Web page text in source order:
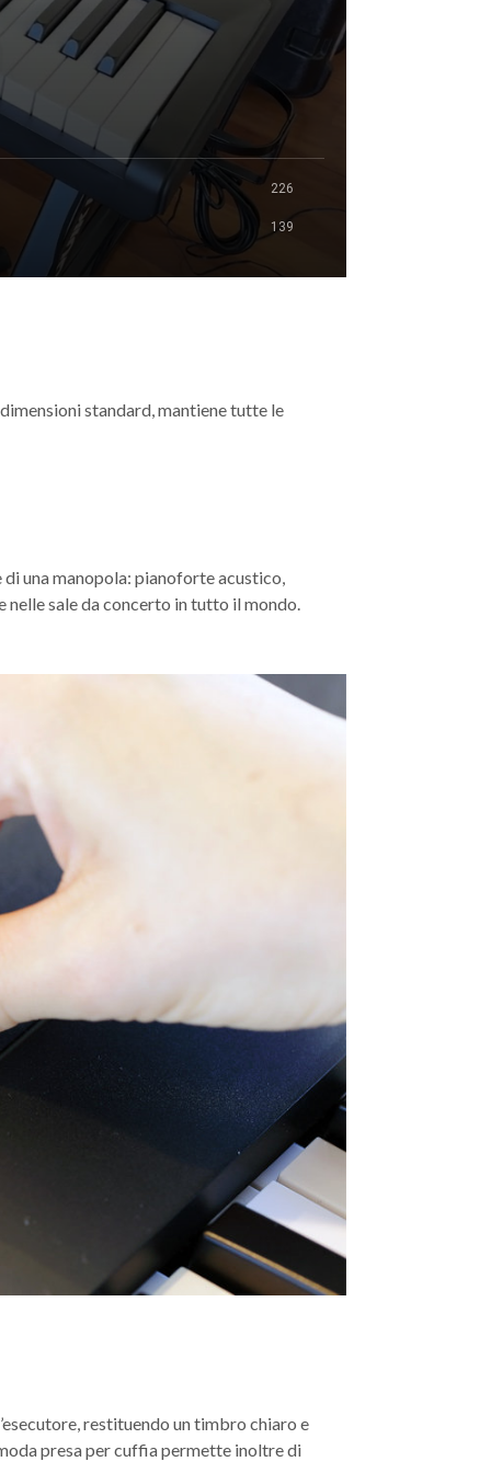
226
139
standard, mantiene tutte le
una manopola: pianoforte acustico,
sale da concerto in tutto il mondo.
restituendo un timbro chiaro e
presa per cuffia permette inoltre di